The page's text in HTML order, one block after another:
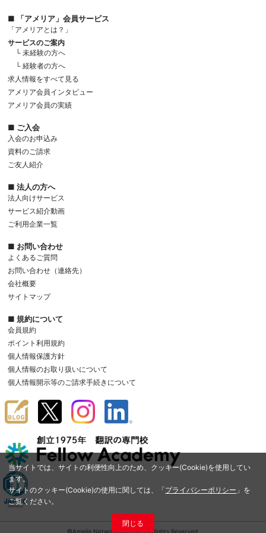
当サイトでは、サイトの利便性向上のため、クッキー(Cookie)を使用してい
ます。
サイトのクッキー(Cookie)の使用に関しては、「プライバシーポリシー 」を
ご覧ください。
閉じる
■ 「アメリア」会員サービス
「アメリアとは？」
サービスのご案内
└ 未経験の方へ
└ 経験者の方へ
求人情報をすべて見る
アメリア会員インタビュー
アメリア会員の実績
■ ご入会
入会のお申込み
資料のご請求
ご友人紹介
■ 法人の方へ
法人向けサービス
サービス紹介動画
ご利用企業一覧
■ お問い合わせ
よくあるご質問
お問い合わせ（連絡先）
会社概要
サイトマップ
■ 規約について
会員規約
ポイント利用規約
個人情報保護方針
個人情報のお取り扱いについて
個人情報開示等のご請求手続きについて
©Amelia Network Co.,Ltd. All Rights Reserved.